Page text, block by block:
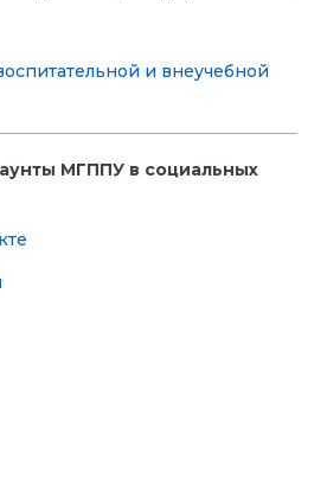
и внеучебной
МГППУ в социальных